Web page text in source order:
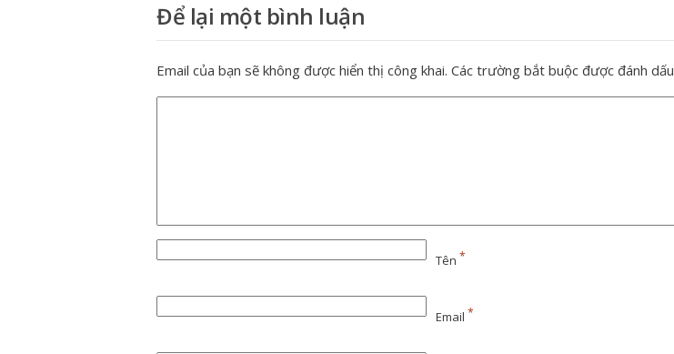
Để lại một bình luận
Email của bạn sẽ không được hiển thị công khai. Các trường bắt buộc được đánh dấu
Tên *
Email *